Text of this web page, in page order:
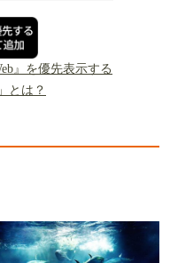
』を優先表示する
とは？